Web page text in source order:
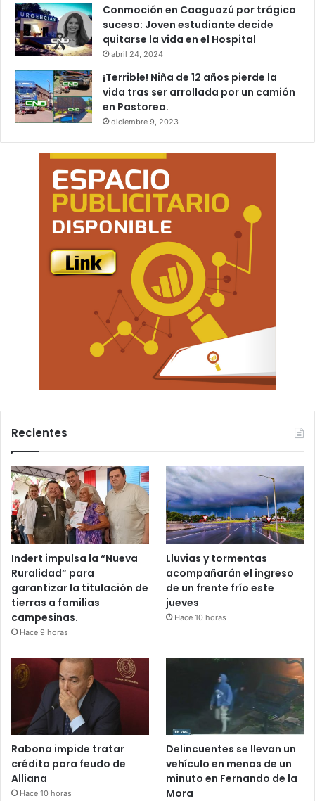
Conmoción en Caaguazú por trágico
suceso: Joven estudiante decide
quitarse la vida en el Hospital
abril 24, 2024
¡Terrible! Niña de 12 años pierde la
vida tras ser arrollada por un camión
en Pastoreo.
diciembre 9, 2023
Recientes
Indert impulsa la “Nueva
Ruralidad” para
garantizar la titulación de
tierras a familias
campesinas.
Hace 9 horas
Lluvias y tormentas
acompañarán el ingreso
de un frente frío este
jueves
Hace 10 horas
Rabona impide tratar
crédito para feudo de
Alliana
Hace 10 horas
Delincuentes se llevan un
vehículo en menos de un
minuto en Fernando de la
Mora